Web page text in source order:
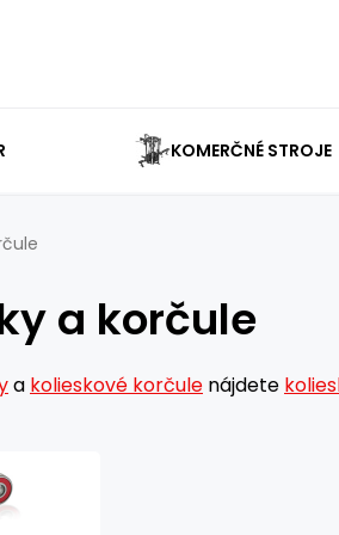
KOMERČNÉ STROJE
a korčule
a kolieskové korčule nájdete